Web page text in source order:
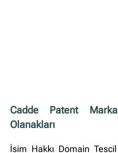
Cadde Patent
Olanakları
İsim Hakkı Domain